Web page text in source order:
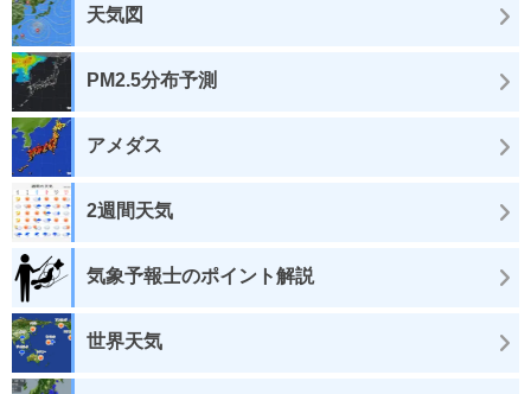
天気図
PM2.5分布予測
アメダス
2週間天気
気象予報士のポイント解説
世界天気